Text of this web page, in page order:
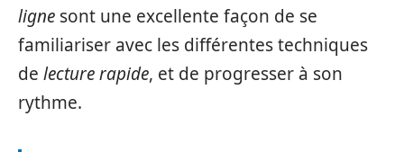
ligne sont une excellente façon de se
familiariser avec les différentes techniques
de lecture rapide, et de progresser à son
rythme.